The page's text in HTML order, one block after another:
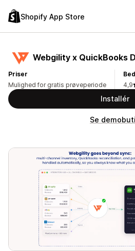
Shopify App Store
Webgility x QuickBooks
Priser
Mulighed for gratis prøveperiode
4,9
Installér
Se